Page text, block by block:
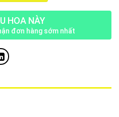
HOA NÀY
đơn hàng sớm nhất